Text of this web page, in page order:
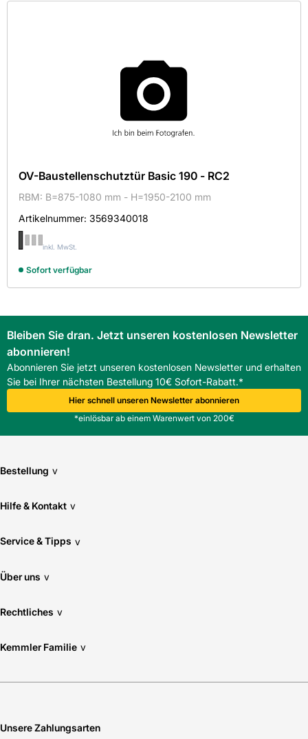
OV-Baustellenschutztür Basic 190 - RC2
RBM: B=875-1080 mm - H=1950-2100 mm
Artikelnummer: 3569340018
inkl. MwSt.
Sofort verfügbar
Bleiben Sie dran. Jetzt unseren kostenlosen Newsletter
abonnieren!
Abonnieren Sie jetzt unseren kostenlosen Newsletter und erhalten
Sie bei Ihrer nächsten Bestellung 10€ Sofort-Rabatt.*
Hier schnell unseren Newsletter abonnieren
*einlösbar ab einem Warenwert von 200€
Bestellung v
Hilfe & Kontakt v
Service & Tipps v
Über uns v
Rechtliches v
Kemmler Familie v
Unsere Zahlungsarten